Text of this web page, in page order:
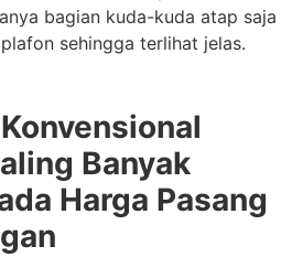
bagian kuda-kuda atap saja
sehingga terlihat jelas.
Banyak
Harga Pasang